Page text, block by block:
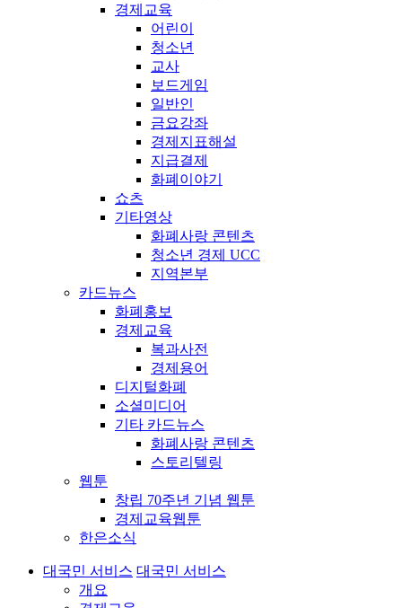
경제교육
어린이
청소년
교사
보드게임
일반인
금요강좌
경제지표해설
지급결제
화폐이야기
쇼츠
기타영상
화폐사랑 콘텐츠
청소년 경제 UCC
지역본부
카드뉴스
화폐홍보
경제교육
복과사전
경제용어
디지털화폐
소셜미디어
기타 카드뉴스
화폐사랑 콘텐츠
스토리텔링
웹툰
창립 70주년 기념 웹툰
경제교육웹툰
한은소식
대국민 서비스 대국민 서비스
개요